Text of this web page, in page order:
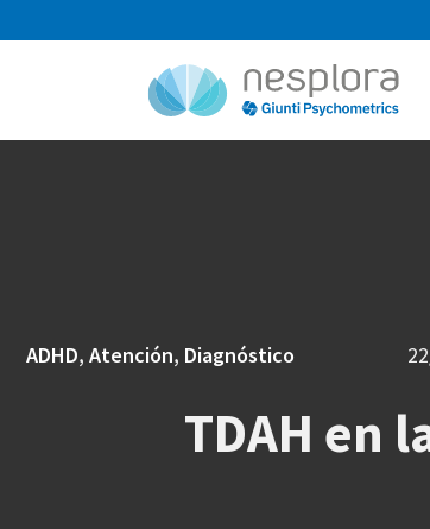
ADHD, Atención, Diagnóstico
TDAH en